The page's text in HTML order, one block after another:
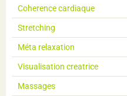
Coherence cardiaque
Stretching
Méta relaxation
Visualisation creatrice
Massages